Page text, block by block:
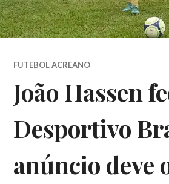
FUTEBOL ACREANO
João Hassen
Desportivo
anúncio deve